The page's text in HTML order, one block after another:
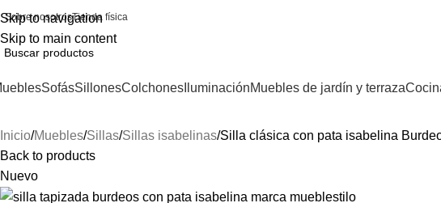
Skip to navigation
Skip to main content
Sobre nosotrosTienda física
SofásSillonesColchones IluminaciónMuebles de jardín y terraza
Inicio Muebles Sillas Sillas isabelinas Silla clásica con pata isabelina
Back to products
Nuevo